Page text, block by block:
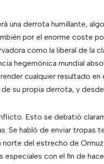
una derrota humillante,
por el enorme coste
como la liberal de la
hegemónica mundial
cualquier resultado en
su propia derrota, y
Esto se debatió
Se habló de enviar tropas
del estrecho de
especiales con el fin de